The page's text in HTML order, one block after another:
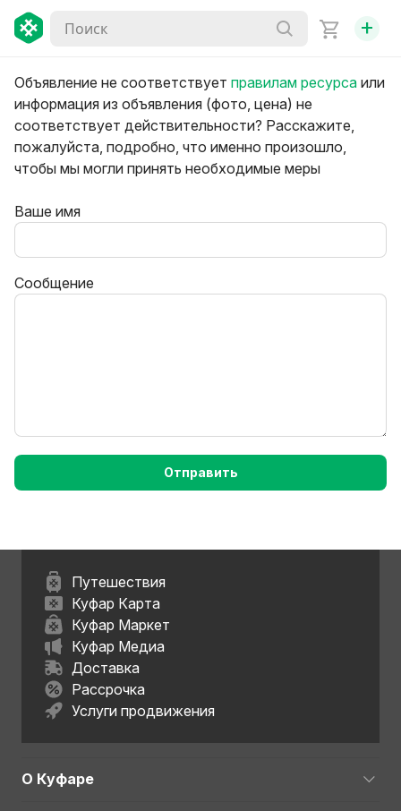
+
Объявление не соответствует правилам ресурса или
информация из объявления (фото, цена) не
соответствует действительности? Расскажите,
пожалуйста, подробно, что именно произошло,
чтобы мы могли принять необходимые меры
Ваше имя
Сообщение
Отправить
Путешествия
Куфар Карта
Куфар Маркет
Куфар Медиа
Доставка
Рассрочка
Услуги продвижения
О Куфаре